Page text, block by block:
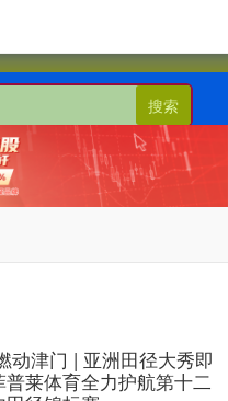
搜索
动津门 | 亚洲田径大秀即
莱体育全力护航第十二